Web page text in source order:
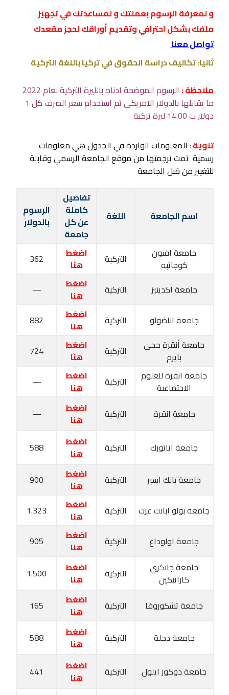
و لمعرفة الرسوم بعملتك و لمساعدتك في تجهيز
ملفك بشكل احترافي وتقديم أوراقك لحجز مقعدك
تواصل معنا
ثانياً: تكاليف دراسة الحقوق في تركيا باللغة التركية
ملاحظة :
الرسوم الموضحة ادناه بالليرة التركية لعام 2022
ما يقابلها بالدولار الامريكي تم استخدام سعر الصرف كل 1
دولار ب 14.00 ليرة تركية
تنوية: المعلومات الواردة في الجدول هي معلومات
رسمية تمت ترجمتها من موقع الجامعة الرسمي وقابلة
للتغيير من قبل الجامعة
اسم الجامعة اللغة
تفاصيل
كاملة
عن كل
جامعة
الرسوم
بالدولار
جامعة افيون
كوجاتبه
التركية
اضغط
هنا
362
جامعة اكدينيز
التركية
اضغط
هنا
—
جامعة اناضولو
التركية
اضغط
هنا
882
جامعة أنقرة حجي
بايرم
التركية
اضغط
هنا
724
جامعة انقرة للعلوم
الاجتماعية
التركية
اضغط
هنا
—
جامعة انقرة التركية
اضغط
هنا
—
جامعة اتاتورك التركية
اضغط
هنا
588
جامعة بالك اسير التركية
اضغط
هنا
900
جامعة بولو ابانت عزت
التركية
اضغط
هنا
1.323
جامعة اولوداغ
التركية
اضغط
هنا
905
جامعة جانكري
كاراتيكين
التركية
اضغط
هنا
1.500
جامعة تشكوروفا التركية
اضغط
هنا
165
جامعة دجلة التركية
اضغط
هنا
588
جامعة دوكوز ايلول التركية
اضغط
هنا
441